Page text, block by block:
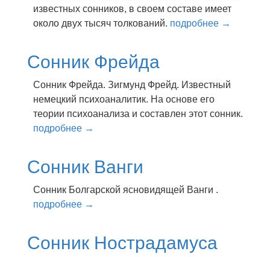
известных сонников, в своем составе имеет
около двух тысяч толкований. подробнее →
Сонник Фрейда
Сонник Фрейда. Зигмунд Фрейд. Известный
немецкий психоаналитик. На основе его
теории психоанализа и составлен этот сонник.
подробнее →
Сонник Ванги
Сонник Болгарской ясновидящей Ванги .
подробнее →
Сонник Нострадамуса